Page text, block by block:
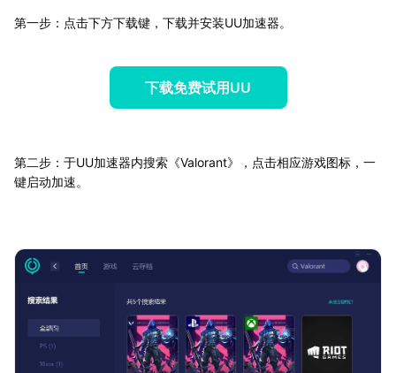
第一步：点击下方下载键，下载并安装UU加速器。
下载免费试用UU
第二步：于UU加速器内搜索《Valorant》，点击相应游戏图标，一
键启动加速。